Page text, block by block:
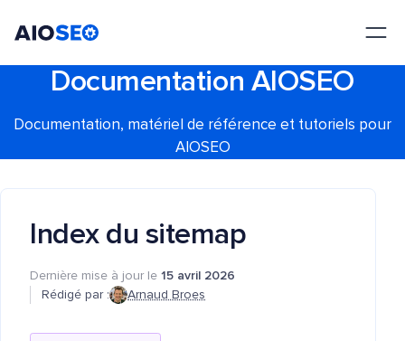
Documentation AIOSEO
Documentation, matériel de référence et tutoriels pour
AIOSEO
Index du sitemap
Dernière mise à jour le 15 avril 2026
Rédigé par :
Arnaud Broes